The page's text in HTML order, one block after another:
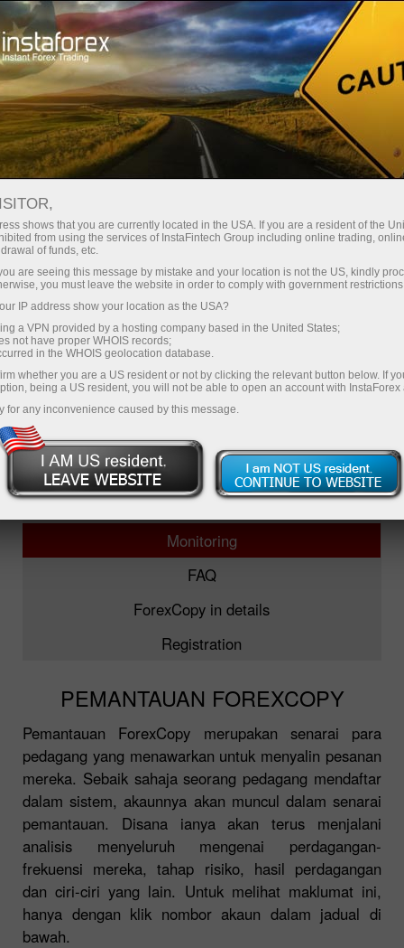
Untuk Pelabur Sistem ForexCopy Pemantauan
FOREXCOPY MONITORING
FROM INSTAFOREX
Buka akaun perdagangan
Buka akaun demo
ForexCopy
TOP-5 traders
Monitoring
FAQ
ForexCopy in details
Registration
PEMANTAUAN FOREXCOPY
Pemantauan ForexCopy merupakan senarai para
pedagang yang menawarkan untuk menyalin pesanan
mereka. Sebaik sahaja seorang pedagang mendaftar
dalam sistem, akaunnya akan muncul dalam senarai
pemantauan. Disana ianya akan terus menjalani
analisis menyeluruh mengenai perdagangan-
frekuensi mereka, tahap risiko, hasil perdagangan
dan ciri-ciri yang lain. Untuk melihat maklumat ini,
hanya dengan klik nombor akaun dalam jadual di
bawah.
shows that you are currently located in the USA. If you are a resident of the
from using the services of InstaFintech Group including online trading,
of funds, etc.
are seeing this message by mistake and your location is not the US, kindly
you must leave the website in order to comply with government
IP address show your location as the USA?
a VPN provided by a hosting company based in the United States;
not have proper WHOIS records;
in the WHOIS geolocation database.
whether you are a US resident or not by clicking the relevant button below. If
being a US resident, you will not be able to open an account with InstaForex
for any inconvenience caused by this message.